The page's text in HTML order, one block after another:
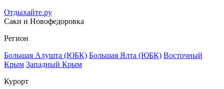
Отдыхайте.ру
Саки и Новофедоровка
Регион
Большая Алушта (ЮБК) Большая Ялта (ЮБК) Восточный
Крым Западный Крым
Курорт